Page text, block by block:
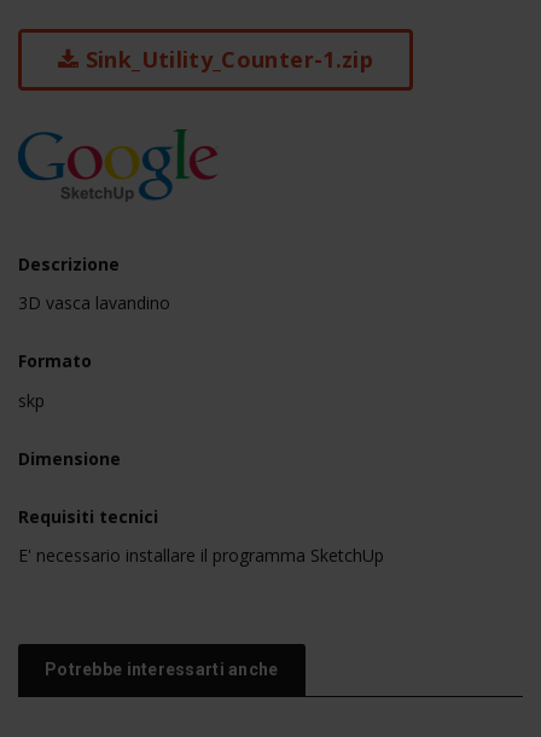
Sink_Utility_Counter-1.zip
Descrizione
3D vasca lavandino
Formato
skp
Dimensione
Requisiti tecnici
E' necessario installare il programma SketchUp
Potrebbe interessarti anche